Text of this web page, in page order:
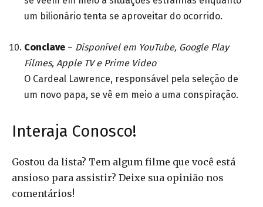
um bilionário tenta se aproveitar do ocorrido.
Conclave – Disponível em YouTube, Google Play
Filmes, Apple TV e Prime Video
O Cardeal Lawrence, responsável pela seleção de
um novo papa, se vê em meio a uma conspiração.
Interaja Conosco!
Gostou da lista? Tem algum filme que você está
ansioso para assistir? Deixe sua opinião nos
comentários!